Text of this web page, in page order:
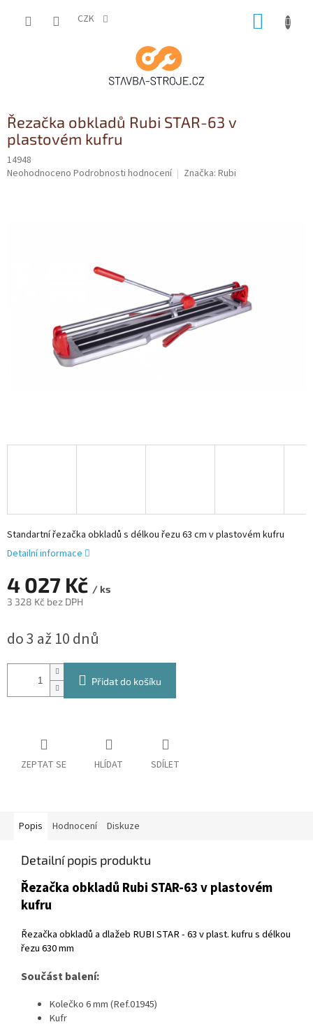
CZK
Řezačka obkladů Rubi STAR-63 v
plastovém kufru
14948
Průměrné
Neohodnoceno Podrobnosti hodnocení Značka: Rubi
4 027 Kč / ks
3 328 Kč bez DPH
cena:
do 3 až 10 dnů
Přidat do košíku
Standartní řezačka obkladů s délkou řezu 63 cm v plastovém kufru
Detailní informace
ZEPTAT SE HLÍDAT SDÍLET
Popis Hodnocení Diskuze
Detailní popis produktu
Řezačka obkladů Rubi STAR-63 v plastovém
kufru
Řezačka obkladů a dlažeb RUBI STAR - 63 v plast. kufru s délkou
řezu 630 mm
Součást balení:
Kolečko 6 mm (Ref.01945)
Kufr